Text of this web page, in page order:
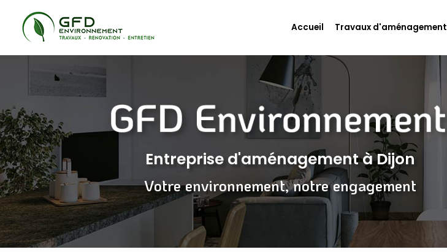
contenu
principal
Accueil Travaux d'aménagement
Entreprise d'aménagementà Dijon
Votre environnement, notre engagement